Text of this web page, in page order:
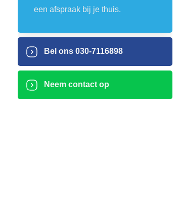
een afspraak bij je thuis.
Bel ons 030-7116898
Neem contact op